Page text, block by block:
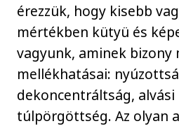
érezzük, hogy kisebb
mértékben kütyü és
vagyunk, aminek bizony
mellékhatásai:
dekoncentráltság, alvási
túlpörgöttség. Az olyan